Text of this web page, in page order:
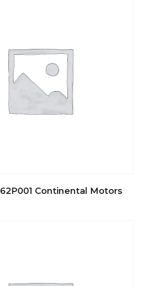
Continental Motors